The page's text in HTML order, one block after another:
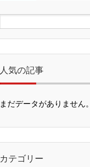
人気の記事
まだデータがありません。
カテゴリー